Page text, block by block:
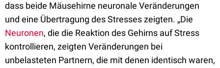
dass beide Mäusehirne neuronale Veränderungen
und eine Übertragung des Stresses zeigten. „Die
Neuronen, die die Reaktion des Gehirns auf Stress
kontrollieren, zeigten Veränderungen bei
unbelasteten Partnern, die mit denen identisch waren,